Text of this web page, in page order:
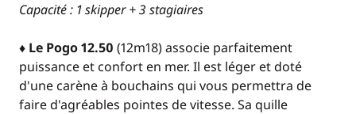
Capacité : 1 skipper + 3 stagiaires
♦ Le Pogo 12.50 (12m18) associe parfaitement
puissance et confort en mer. Il est léger et doté
d'une carène à bouchains qui vous permettra de
faire d'agréables pointes de vitesse. Sa quille